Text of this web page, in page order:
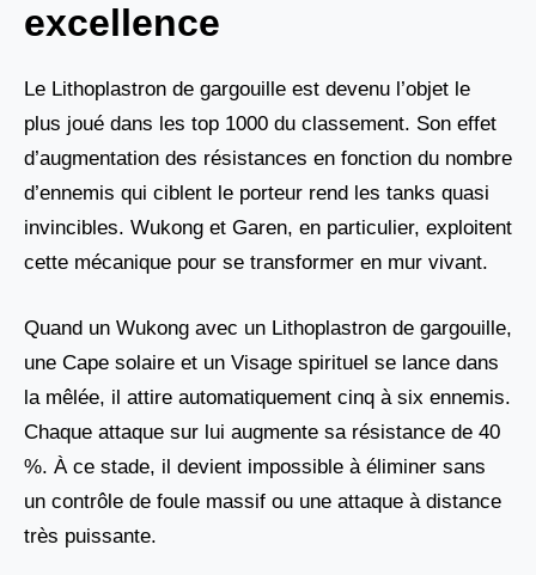
excellence
Le Lithoplastron de gargouille est devenu l’objet le
plus joué dans les top 1000 du classement. Son effet
d’augmentation des résistances en fonction du nombre
d’ennemis qui ciblent le porteur rend les tanks quasi
invincibles. Wukong et Garen, en particulier, exploitent
cette mécanique pour se transformer en mur vivant.
Quand un Wukong avec un Lithoplastron de gargouille,
une Cape solaire et un Visage spirituel se lance dans
la mêlée, il attire automatiquement cinq à six ennemis.
Chaque attaque sur lui augmente sa résistance de 40
%. À ce stade, il devient impossible à éliminer sans
un contrôle de foule massif ou une attaque à distance
très puissante.